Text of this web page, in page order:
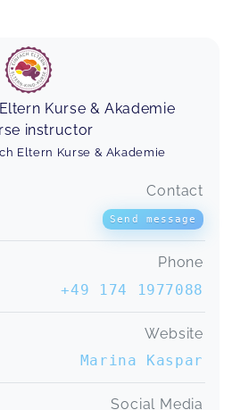
Kurse & Akademie
instructor
Eltern Kurse & Akademie
Contact
Send message
Phone
+49 174 1977088
Website
Marina Kaspar
Social Media